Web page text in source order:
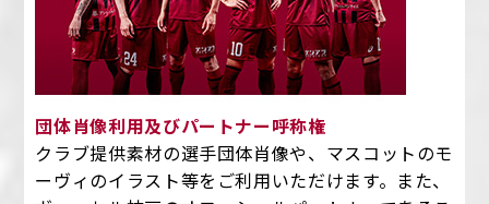
団体肖像利用及びパートナー呼称権
クラブ提供素材の選手団体肖像や、マスコットのモ
ーヴィのイラスト等をご利用いただけます。また、